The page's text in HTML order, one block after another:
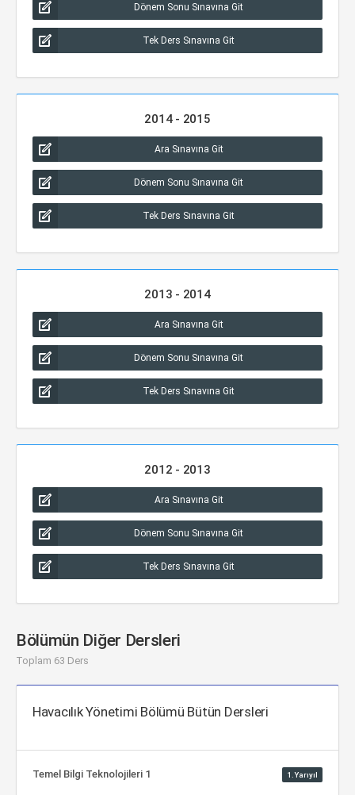
Dönem Sonu Sınavına Git
Tek Ders Sınavına Git
2014 - 2015
Ara Sınavına Git
Dönem Sonu Sınavına Git
Tek Ders Sınavına Git
2013 - 2014
Ara Sınavına Git
Dönem Sonu Sınavına Git
Tek Ders Sınavına Git
2012 - 2013
Ara Sınavına Git
Dönem Sonu Sınavına Git
Tek Ders Sınavına Git
Bölümün Diğer Dersleri
Toplam 63 Ders
Havacılık Yönetimi Bölümü Bütün Dersleri
Temel Bilgi Teknolojileri 1 1.Yarıyıl